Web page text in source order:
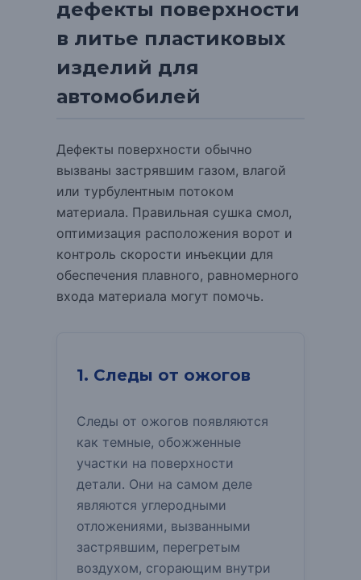
дефекты поверхности
в литье пластиковых
изделий для
автомобилей
Дефекты поверхности обычно
вызваны застрявшим газом, влагой
или турбулентным потоком
материала. Правильная сушка смол,
оптимизация расположения ворот и
контроль скорости инъекции для
обеспечения плавного, равномерного
входа материала могут помочь.
1. Следы от ожогов
Следы от ожогов появляются
как темные, обожженные
участки на поверхности
детали. Они на самом деле
являются углеродными
отложениями, вызванными
застрявшим, перегретым
воздухом, сгорающим внутри